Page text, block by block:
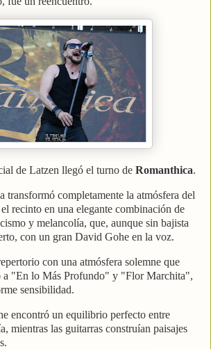
de Latzen llegó el turno de Romanthica.
transformó completamente la atmósfera del
recinto en una elegante combinación de
y melancolía, que, aunque sin bajista
con un gran David Gohe en la voz.
con una atmósfera solemne que
a "En lo Más Profundo" y "Flor Marchita",
sensibilidad.
encontró un equilibrio perfecto entre
mientras las guitarras construían paisajes